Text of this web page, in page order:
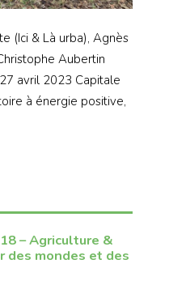
(Ici & Là urba), Agnès
Aubertin
avril 2023 Capitale
à énergie positive,
– Agriculture &
des mondes et des